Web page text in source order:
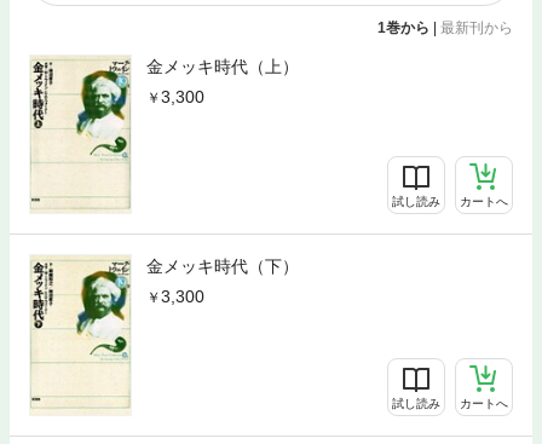
1巻から 最新刊から
金メッキ時代（上）
3,300
試し読み カートへ
金メッキ時代（下）
3,300
試し読み カートへ